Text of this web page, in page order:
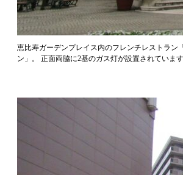
恵比寿ガーデンプレイス内のフレンチレストラン
ン」。 正面両脇に2基のガス灯が設置されています